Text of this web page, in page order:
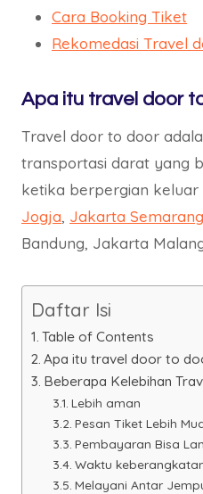
Cara Booking Tiket
Rekomedasi Travel
Apa itu travel door
Travel door to door
transportasi darat yang
ketika berpergian keluar
Jogja, Jakarta Semarang
Bandung, Jakarta
Daftar Isi
Table of Contents
Apa itu travel door to
Beberapa Kelebihan
Lebih aman
Pesan Tiket Lebih
Pembayaran Bisa
Waktu
Melayani Antar